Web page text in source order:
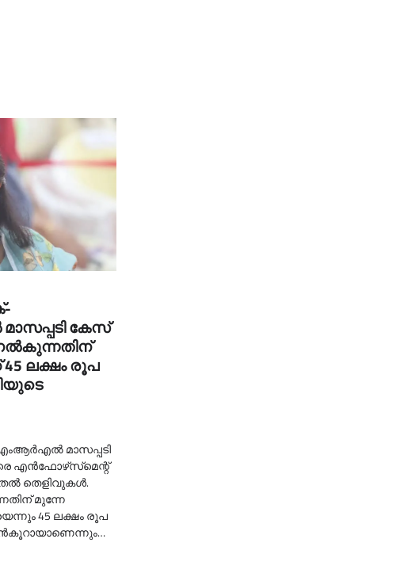
കേസ്
ലക്ഷം രൂപ
മാസപ്പടി
എന്‍ഫോഴ്‌സ്‌മെന്റ്
തെളിവുകള്‍.
മുന്നേ
45 ലക്ഷം രൂപ